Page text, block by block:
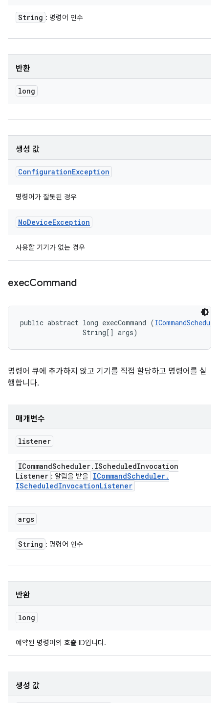
String : 명령어 인수
반환
long
생성 값
ConfigurationException
명령어가 잘못된 경우
NoDeviceException
사용할 기기가 없는 경우
execCommand
public abstract long execCommand (
                String[] args)
명령어 큐에 추가하지 않고 기기를 직접 할당하고 명령어를 실
행합니다.
매개변수
listener
ICommandScheduler. IScheduledInvocation
Listener : 알림을 받을 ICommandScheduler.
IScheduledInvocationListener
args
String : 명령어 인수
반환
long
예약된 명령어의 호출 ID입니다.
생성 값